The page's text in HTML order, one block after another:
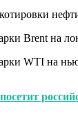
Brent на
WTI на